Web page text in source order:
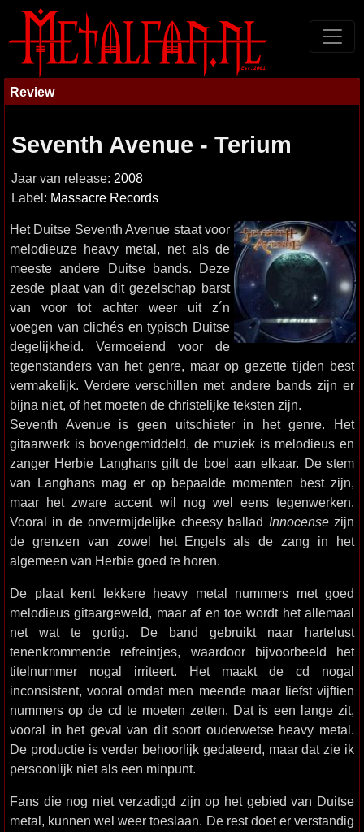
Review
Seventh Avenue - Terium
Jaar van release: 2008
Label: Massacre Records
Het Duitse Seventh Avenue staat voor
melodieuze heavy metal, net als de
meeste andere Duitse bands. Deze
zesde plaat van dit gezelschap barst
van voor tot achter weer uit z´n
voegen van clichés en typisch Duitse
degelijkheid. Vermoeiend voor de
tegenstanders van het genre, maar op gezette tijden best
vermakelijk. Verdere verschillen met andere bands zijn er
bijna niet, of het moeten de christelijke teksten zijn.
Seventh Avenue is geen uitschieter in het genre. Het
gitaarwerk is bovengemiddeld, de muziek is melodieus en
zanger Herbie Langhans gilt de boel aan elkaar. De stem
van Langhans mag er op bepaalde momenten best zijn,
maar het zware accent wil nog wel eens tegenwerken.
Vooral in de onvermijdelijke cheesy ballad Innocensezijn
de grenzen van zowel het Engels als de zang in het
algemeen van Herbie goed te horen.
De plaat kent lekkere heavy metal nummers met goed
melodieus gitaargeweld, maar af en toe wordt het allemaal
net wat te gortig. De band gebruikt naar hartelust
tenenkrommende refreintjes, waardoor bijvoorbeeld het
titelnummer nogal irriteert. Het maakt de cd nogal
inconsistent, vooral omdat men meende maar liefst vijftien
nummers op de cd te moeten zetten. Dat is een lange zit,
vooral in het geval van dit soort ouderwetse heavy metal.
De productie is verder behoorlijk gedateerd, maar dat zie ik
persoonlijk niet als een minpunt.
Fans die nog niet verzadigd zijn op het gebied van Duitse
metal, kunnen wel weer toeslaan. De rest doet er verstandig